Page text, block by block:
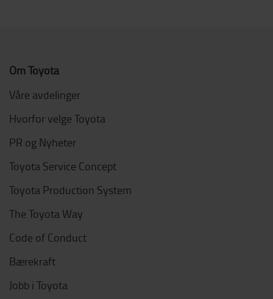
Om Toyota
Våre avdelinger
Hvorfor velge Toyota
PR og Nyheter
Toyota Service Concept
Toyota Production System
The Toyota Way
Code of Conduct
Bærekraft
Jobb i Toyota